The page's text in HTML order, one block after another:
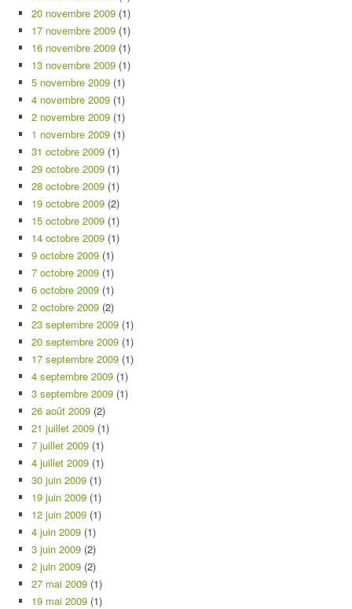
20 novembre 2009 (1)
17 novembre 2009 (1)
16 novembre 2009 (1)
13 novembre 2009 (1)
5 novembre 2009 (1)
4 novembre 2009 (1)
2 novembre 2009 (1)
1 novembre 2009 (1)
31 octobre 2009 (1)
29 octobre 2009 (1)
28 octobre 2009 (1)
19 octobre 2009 (2)
15 octobre 2009 (1)
14 octobre 2009 (1)
9 octobre 2009 (1)
7 octobre 2009 (1)
6 octobre 2009 (1)
2 octobre 2009 (2)
23 septembre 2009 (1)
20 septembre 2009 (1)
17 septembre 2009 (1)
4 septembre 2009 (1)
3 septembre 2009 (1)
26 août 2009 (2)
21 juillet 2009 (1)
7 juillet 2009 (1)
4 juillet 2009 (1)
30 juin 2009 (1)
19 juin 2009 (1)
12 juin 2009 (1)
4 juin 2009 (1)
3 juin 2009 (2)
2 juin 2009 (2)
27 mai 2009 (1)
19 mai 2009 (1)